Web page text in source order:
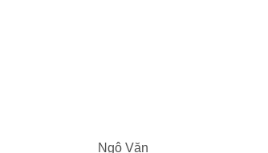
Ngô Văn